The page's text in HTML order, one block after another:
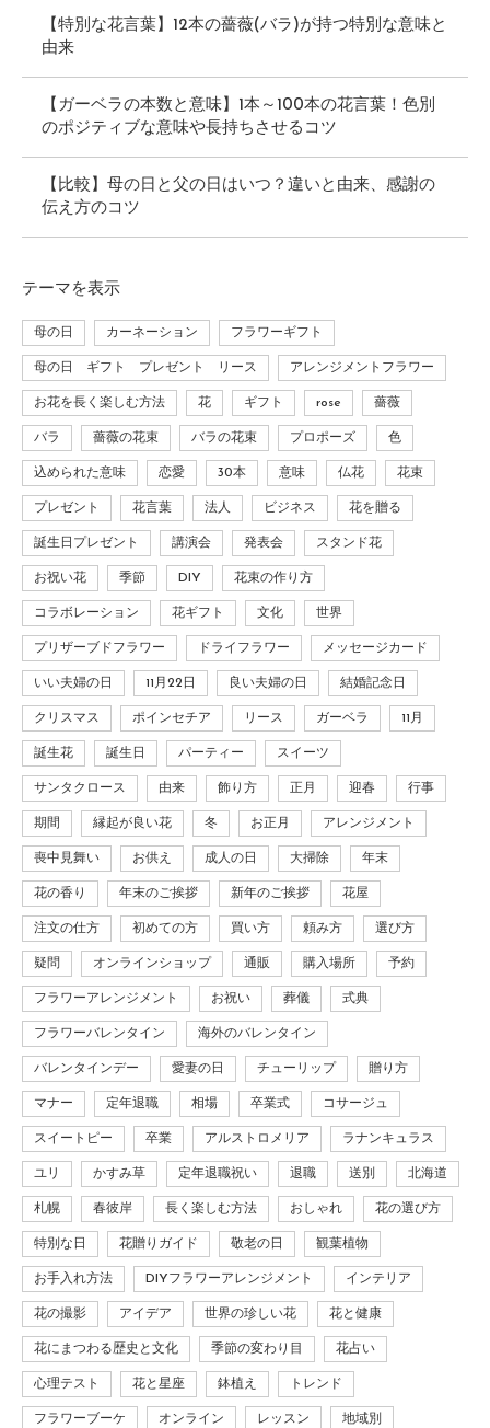
【特別な花言葉】12本の薔薇(バラ)が持つ特別な意味と
由来
【ガーベラの本数と意味】1本～100本の花言葉！色別
のポジティブな意味や長持ちさせるコツ
【比較】母の日と父の日はいつ？違いと由来、感謝の
伝え方のコツ
テーマ を表示
母の日 カーネーション フラワーギフト
母の日 ギフト プレゼント リース アレンジメントフラワー
お花を長く楽しむ方法 花 ギフト rose 薔薇
バラ 薔薇の花束 バラの花束 プロポーズ 色
込められた意味 恋愛 30本 意味 仏花 花束
プレゼント 花言葉 法人 ビジネス 花を贈る
誕生日プレゼント 講演会 発表会 スタンド花
お祝い花 季節 DIY 花束の作り方
コラボレーション 花ギフト 文化 世界
プリザーブドフラワー ドライフラワー メッセージカード
いい夫婦の日 11月22日 良い夫婦の日 結婚記念日
クリスマス ポインセチア リース ガーベラ 11月
誕生花 誕生日 パーティー スイーツ
サンタクロース 由来 飾り方 正月 迎春 行事
期間 縁起が良い花 冬 お正月 アレンジメント
喪中見舞い お供え 成人の日 大掃除 年末
花の香り 年末のご挨拶 新年のご挨拶 花屋
注文の仕方 初めての方 買い方 頼み方 選び方
疑問 オンラインショップ 通販 購入場所 予約
フラワーアレンジメント お祝い 葬儀 式典
フラワーバレンタイン 海外のバレンタイン
バレンタインデー 愛妻の日 チューリップ 贈り方
マナー 定年退職 相場 卒業式 コサージュ
スイートピー 卒業 アルストロメリア ラナンキュラス
ユリ かすみ草 定年退職祝い 退職 送別 北海道
札幌 春彼岸 長く楽しむ方法 おしゃれ 花の選び方
特別な日 花贈りガイド 敬老の日 観葉植物
お手入れ方法 DIYフラワーアレンジメント インテリア
花の撮影 アイデア 世界の珍しい花 花と健康
花にまつわる歴史と文化 季節の変わり目 花占い
心理テスト 花と星座 鉢植え トレンド
フラワーブーケ オンライン レッスン 地域別